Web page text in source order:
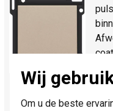
Wij
Om u de beste